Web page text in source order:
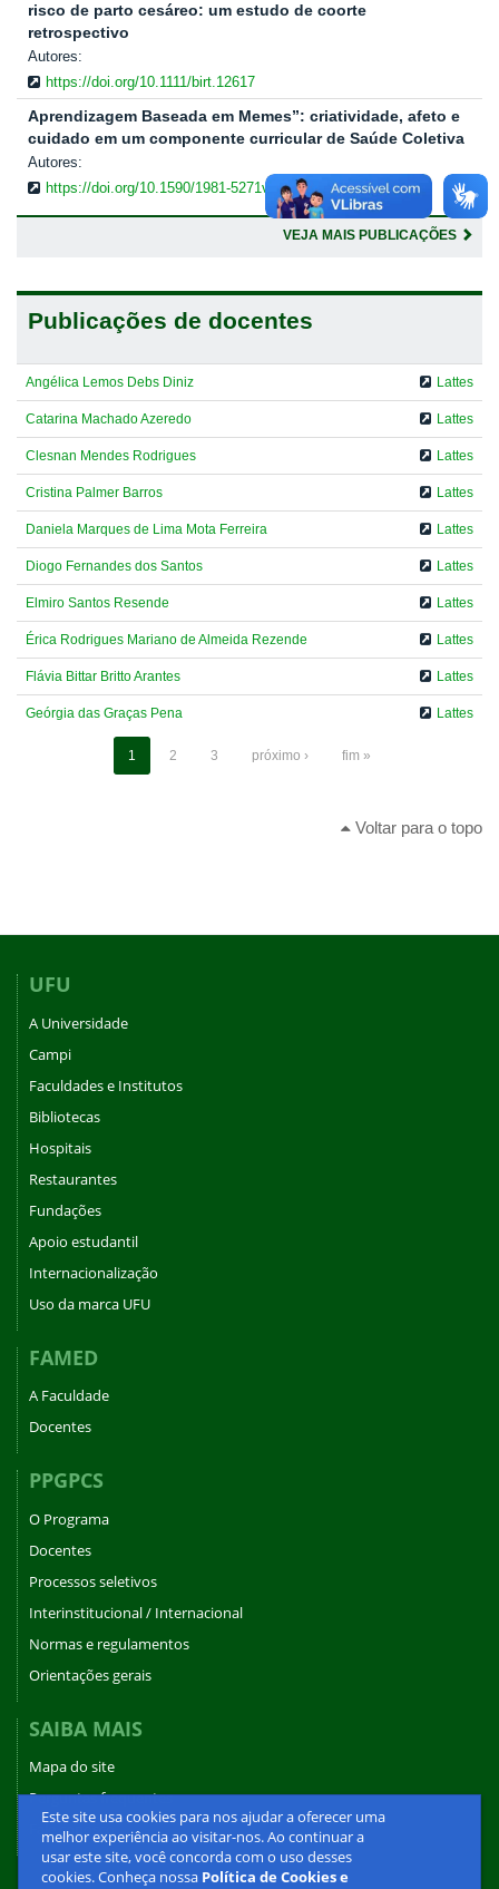
Este site usa cookies para nos ajudar a oferecer uma
melhor experiência ao visitar-nos. Ao continuar a
usar este site, você concorda com o uso desses
cookies. Conheça nossa Política de Cookies e
risco de parto cesáreo: um estudo de coorte
retrospectivo
Autores:
https://doi.org/10.1111/birt.12617
Aprendizagem Baseada em Memes”: criatividade, afeto e
cuidado em um componente curricular de Saúde Coletiva
Autores:
https://doi.org/10.1590/1981-5271v47.2-20220247
VEJA MAIS PUBLICAÇÕES
Publicações de docentes
Angélica Lemos Debs Diniz Lattes
Catarina Machado Azeredo Lattes
Clesnan Mendes Rodrigues Lattes
Cristina Palmer Barros Lattes
Daniela Marques de Lima Mota Ferreira Lattes
Diogo Fernandes dos Santos Lattes
Elmiro Santos Resende Lattes
Érica Rodrigues Mariano de Almeida Rezende Lattes
Flávia Bittar Britto Arantes Lattes
Geórgia das Graças Pena Lattes
1 2 3 próximo › fim »
Voltar para o topo
UFU
A Universidade
Campi
Faculdades e Institutos
Bibliotecas
Hospitais
Restaurantes
Fundações
Apoio estudantil
Internacionalização
Uso da marca UFU
FAMED
A Faculdade
Docentes
PPGPCS
O Programa
Docentes
Processos seletivos
Interinstitucional / Internacional
Normas e regulamentos
Orientações gerais
SAIBA MAIS
Mapa do site
Perguntas frequentes
Fale conosco